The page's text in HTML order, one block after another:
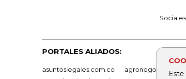
Este
Sociales
PORTALES ALIADOS:
asuntoslegales.com.co agronegocios.co